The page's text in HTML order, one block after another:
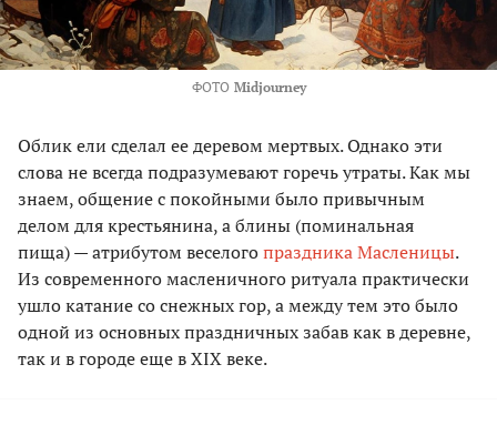
ФОТО Midjourney
Облик ели сделал ее деревом мертвых. Однако эти
слова не всегда подразумевают горечь утраты. Как мы
знаем, общение с покойными было привычным
делом для крестьянина, а блины (поминальная
пища) — атрибутом веселогопраздника Масленицы.
Из современного масленичного ритуала практически
ушло катание со снежных гор, а между тем это было
одной из основных праздничных забав как в деревне,
так и в городе еще в XIX веке.